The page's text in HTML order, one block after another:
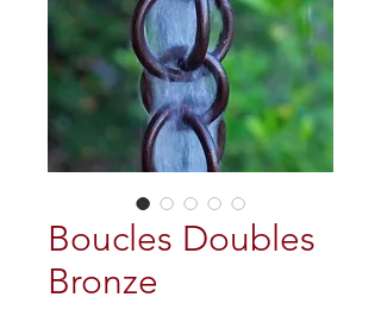
Boucles Doubles
Bronze